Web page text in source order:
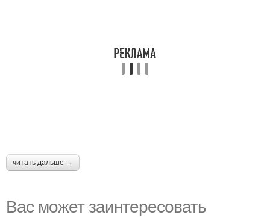
читать дальше →
Вас может заинтересовать